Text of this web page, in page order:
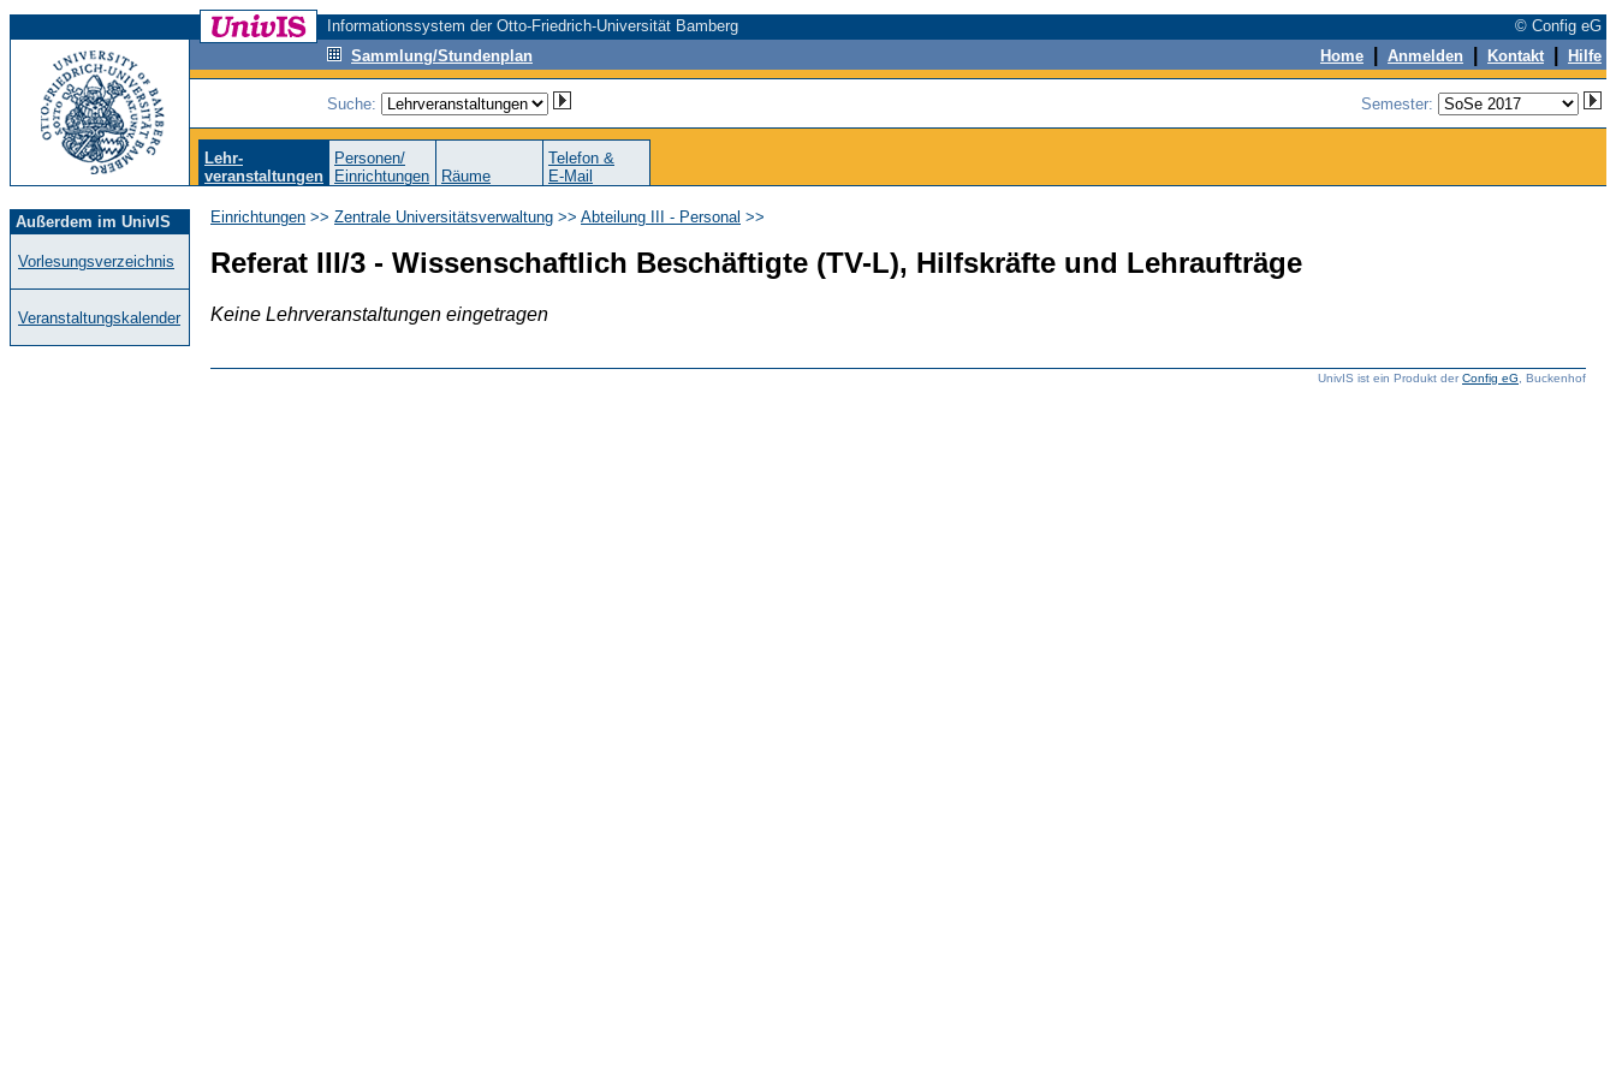
Informationssystem der Otto-Friedrich-Universität Bamberg
© Config eG
Sammlung/Stundenplan
Home Anmelden Kontakt Hilfe
Suche: Semester:
Lehr-
veranstaltungen
Personen/
Einrichtungen
Räume
Telefon &
E-Mail
Außerdem im UnivIS
Vorlesungsverzeichnis
Veranstaltungskalender
Einrichtungen >> Zentrale Universitätsverwaltung >> Abteilung III - Personal >>
Referat III/3 - Wissenschaftlich Beschäftigte (TV-L), Hilfskräfte und Lehraufträge
Keine Lehrveranstaltungen eingetragen
UnivIS ist ein Produkt derConfig eG , Buckenhof